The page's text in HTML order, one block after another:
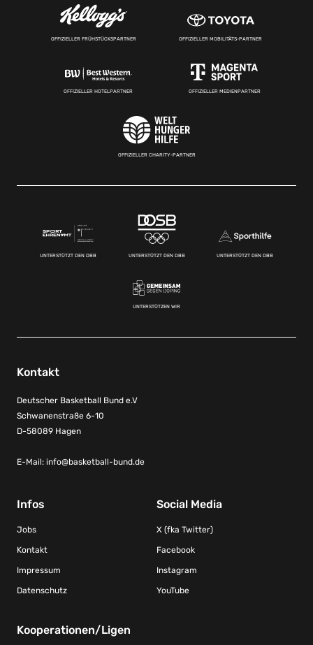
OFFIZIELLER FRÜHSTÜCKSPARTNER OFFIZIELLER MOBILITÄTS-PARTNER
OFFIZIELLER HOTELPARTNER OFFIZIELLER MEDIENPARTNER
OFFIZIELLER CHARITY-PARTNER
UNTERSTÜTZT DEN DBB UNTERSTÜTZT DEN DBB UNTERSTÜTZT DEN DBB
UNTERSTÜTZEN WIR
Kontakt
Deutscher Basketball Bund e.V
Schwanenstraße 6-10
D-58089 Hagen
E-Mail: info@basketball-bund.de
Infos
Jobs
Kontakt
Impressum
Datenschutz
Social Media
X (fka Twitter)
Facebook
Instagram
YouTube
Kooperationen/Ligen